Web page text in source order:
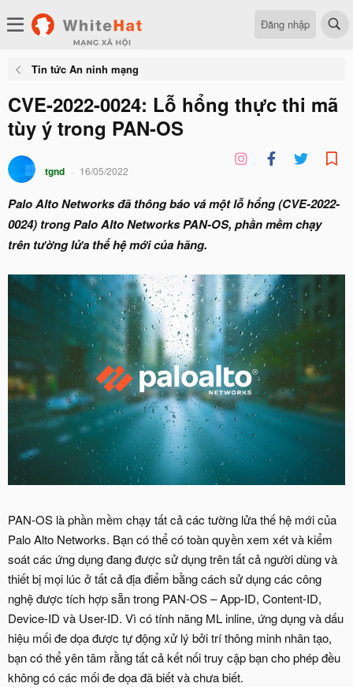
Đăng nhập
Tin tức An ninh mạng
CVE-2022-0024: Lỗ hổng thực thi mã
tùy ý trong PAN-OS
tgnd 16/05/2022
Palo Alto Networks đã thông báo vá một lỗ hổng (CVE-2022-
0024) trong Palo Alto Networks PAN-OS, phần mềm chạy
trên tường lửa thế hệ mới của hãng.
PAN-OS là phần mềm chạy tất cả các tường lửa thế hệ mới của
Palo Alto Networks. Bạn có thể có toàn quyền xem xét và kiểm
soát các ứng dụng đang được sử dụng trên tất cả người dùng và
thiết bị mọi lúc ở tất cả địa điểm bằng cách sử dụng các công
nghệ được tích hợp sẵn trong PAN-OS – App-ID, Content-ID,
Device-ID và User-ID. Vì có tính năng ML inline, ứng dụng và dấu
hiệu mối đe dọa được tự động xử lý bởi trí thông minh nhân tạo,
bạn có thể yên tâm rằng tất cả kết nối truy cập bạn cho phép đều
không có các mối đe dọa đã biết và chưa biết.